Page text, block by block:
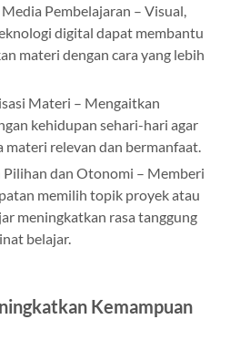
Pembelajaran – Visual,
digital dapat membantu
materi dengan cara yang lebih
Materi – Mengaitkan
kehidupan sehari-hari agar
materi relevan dan bermanfaat.
dan Otonomi – Memberi
memilih topik proyek atau
meningkatkan rasa tanggung
belajar.
Kemampuan